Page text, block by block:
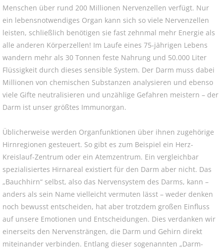
Menschen über rund 200 Millionen Nervenzellen verfügt. Nur
ein lebensnotwendiges Organ kann sich so viele Nervenzellen
leisten, schließlich benötigen sie fast zehnmal mehr Energie als
alle anderen Körperzellen! Im Laufe eines 75-jährigen Lebens
wandern mehr als 30 Tonnen feste Nahrung und 50.000 Liter
Flüssigkeit durch dieses sensible System. Der Darm muss dabei
Millionen von chemischen Substanzen analysieren und ebenso
viele Gifte neutralisieren und unzählige Gefahren meistern – der
Darm ist unser größtes Immunorgan.
Üblicherweise werden Organfunktionen über ihnen zugehörige
Hirnregionen gesteuert. So gibt es zum Beispiel ein Herz-
Kreislauf-Zentrum oder ein Atemzentrum. Ein vergleichbar
spezialisiertes Hirnareal existiert für den Darm aber nicht. Das
„Bauchhirn“ selbst, also das Nervensystem des Darms, kann –
anders als sein Name vielleicht vermuten lässt – weder denken
noch bewusst entscheiden, hat aber trotzdem großen Einfluss
auf unsere Emotionen und Entscheidungen. Dies verdanken wir
einerseits den Nervensträngen, die Darm und Gehirn direkt
miteinander verbinden. Entlang dieser sogenannten „Darm-